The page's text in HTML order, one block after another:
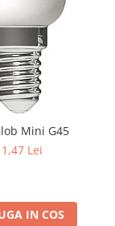
Mini G45
Lei
IN COS